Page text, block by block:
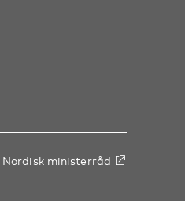
Nordisk ministerråd